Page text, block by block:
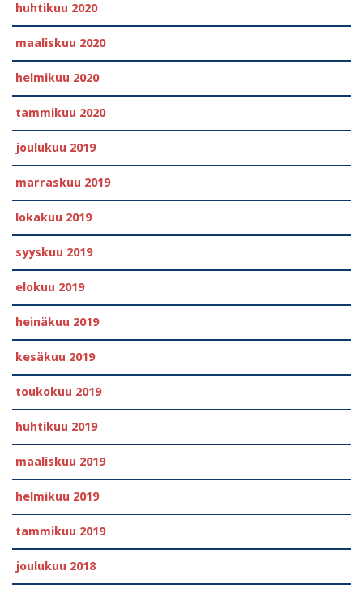
huhtikuu 2020
maaliskuu 2020
helmikuu 2020
tammikuu 2020
joulukuu 2019
marraskuu 2019
lokakuu 2019
syyskuu 2019
elokuu 2019
heinäkuu 2019
kesäkuu 2019
toukokuu 2019
huhtikuu 2019
maaliskuu 2019
helmikuu 2019
tammikuu 2019
joulukuu 2018